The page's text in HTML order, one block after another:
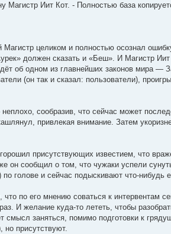
Иит Кот. - Полностью база
целиком и полностью осознал
должен сказать и «Беш». И Магистр
об одном из главнейших законов мира —
(он так и сказал: пользователи),
сообразив, что сейчас может
привлекая внимание. Затем
присутствующих известием, что
он сообщил о том, что чужаки успели
голове и сейчас подыскивают что-нибудь
по его мнению соваться к интервентам
И желание куда-то лететь, чтобы
смысл заняться, помимо подготовки к
но присутствуют.